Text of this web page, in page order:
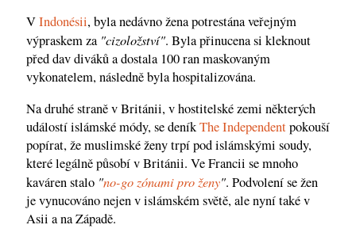
VIndonésii, byla nedávno žena potrestána veřejným
výpraskem za "cizoložství". Byla přinucena si kleknout
před dav diváků a dostala 100 ran maskovaným
vykonatelem, následně byla hospitalizována.
Na druhé straně v Británii, v hostitelské zemi některých
událostí islámské módy, se deníkThe Independentpokouší
popírat, že muslimské ženy trpí pod islámskými soudy,
které legálně působí v Británii. Ve Francii se mnoho
kaváren stalo "no-go zónami pro ženy". Podvolení se žen
je vynucováno nejen v islámském světě, ale nyní také v
Asii a na Západě.